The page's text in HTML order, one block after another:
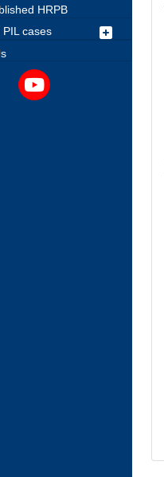
HRPB
cases